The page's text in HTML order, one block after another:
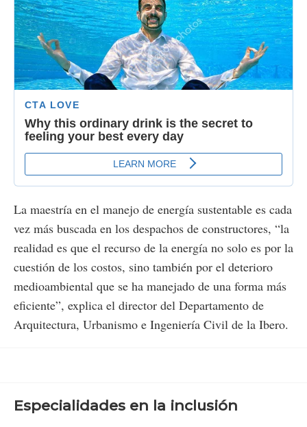
La maestría en el manejo de energía sustentable es cada
vez más buscada en los despachos de constructores, “la
realidad es que el recurso de la energía no solo es por la
cuestión de los costos, sino también por el deterioro
medioambiental que se ha manejado de una forma más
eficiente”, explica el director del Departamento de
Arquitectura, Urbanismo e Ingeniería Civil de la Ibero.
Especialidades en la inclusión